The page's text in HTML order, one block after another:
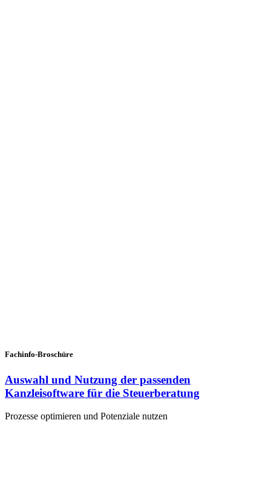
Fachinfo-Broschüre
Auswahl und Nutzung der passenden
Kanzleisoftware für die Steuerberatung
Prozesse optimieren und Potenziale nutzen